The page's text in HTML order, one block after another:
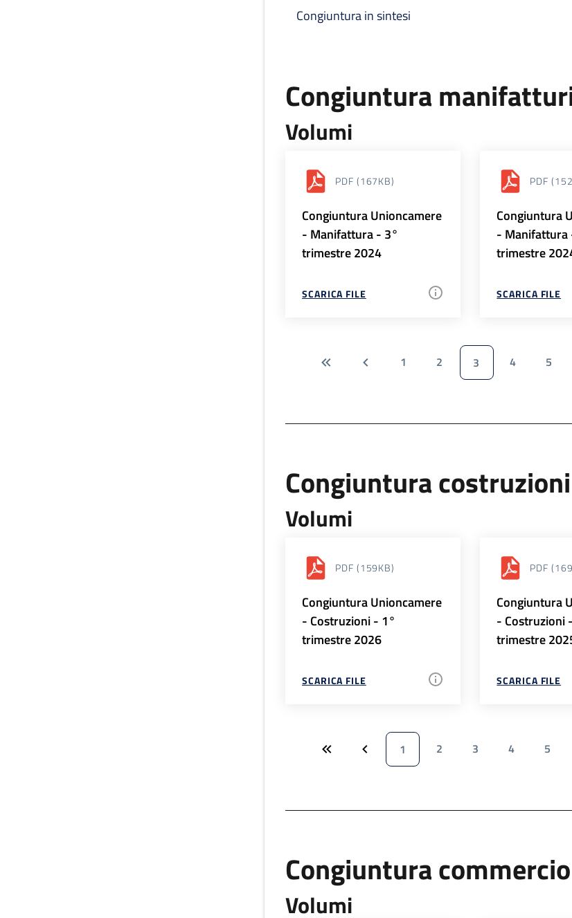
Congiuntura in sintesi
Congiuntura
Volumi
PDF (167KB)
Congiuntura Unioncamere
- Manifattura - 3°
trimestre 2024
SCARICA FILE
PDF
Congiuntura
- Manifattura
trimestre
SCARICA FILE
1 2 3 4 5
Congiuntura costruzioni
Volumi
PDF (159KB)
Congiuntura Unioncamere
- Costruzioni - 1°
trimestre 2026
SCARICA FILE
PDF
Congiuntura
- Costruzioni
trimestre
SCARICA FILE
1 2 3 4 5
Congiuntura commercio
Volumi